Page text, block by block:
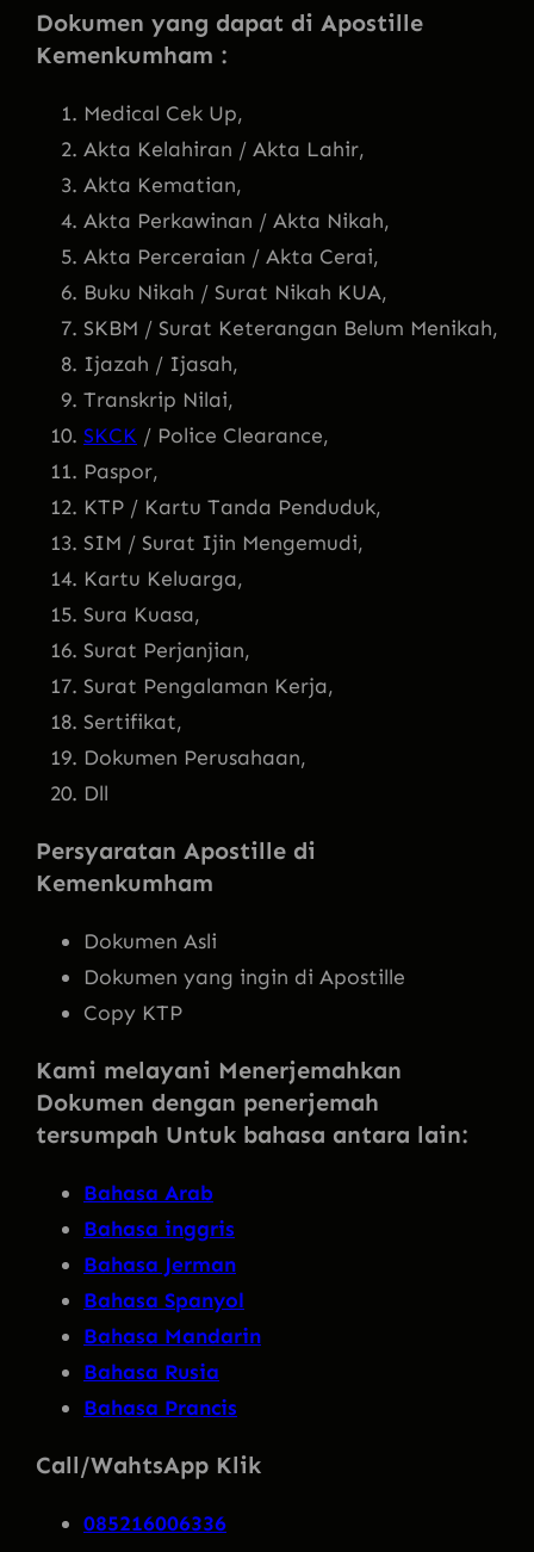
Dokumen yang dapat di Apostille
Kemenkumham :
Medical Cek Up,
Akta Kelahiran / Akta Lahir,
Akta Kematian,
Akta Perkawinan / Akta Nikah,
Akta Perceraian / Akta Cerai,
Buku Nikah / Surat Nikah KUA,
SKBM / Surat Keterangan Belum Menikah,
Ijazah / Ijasah,
Transkrip Nilai,
SKCK / Police Clearance,
Paspor,
KTP / Kartu Tanda Penduduk,
SIM / Surat Ijin Mengemudi,
Kartu Keluarga,
Sura Kuasa,
Surat Perjanjian,
Surat Pengalaman Kerja,
Sertifikat,
Dokumen Perusahaan,
Dll
Persyaratan Apostille di
Kemenkumham
Dokumen Asli
Dokumen yang ingin di Apostille
Copy KTP
Kami melayani Menerjemahkan
Dokumen dengan penerjemah
tersumpah Untuk bahasa antara lain:
Bahasa Arab
Bahasa inggris
Bahasa Jerman
Bahasa Spanyol
Bahasa Mandarin
Bahasa Rusia
Bahasa Prancis
Call/WahtsApp Klik
085216006336